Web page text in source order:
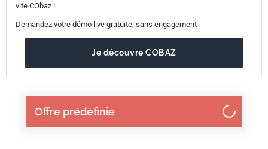
Offre prédéfinie
vite CObaz !
Demandez votre démo live gratuite, sans engagement
Je découvre COBAZ